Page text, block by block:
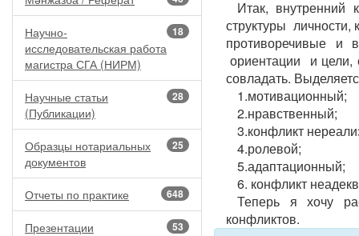
18
Научно-
исследовательская работа
магистра СГА (НИРМ)
28
Научные статьи
(Публикации)
25
Образцы нотариальных
документов
648
Отчеты по практике
53
Презентации
Итак, внутренний
структуры
противоречивые и
ориентации и
совладать.
1.мотивационный;
2.нравственный;
3.конфликт
4.ролевой;
5.адаптационный;
6. конфликт
Теперь я хочу
конфликтов.